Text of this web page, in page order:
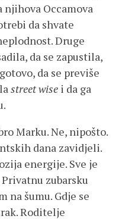
Occamova
da shvate
Druge
da se zapustila,
da se previše
street wise i da ga
Marku. Ne, nipošto.
dana zavidjeli.
energije. Sve je
zubarsku
na šumu. Gdje se
Roditelje